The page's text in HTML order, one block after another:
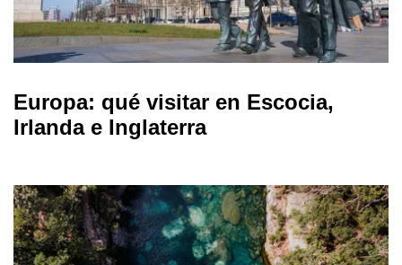
Europa: qué visitar en Escocia,
Irlanda e Inglaterra